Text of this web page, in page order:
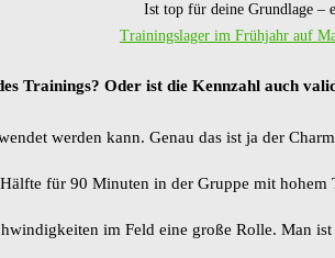
Ist top für deine Grundlage –
Trainingslager im Frühjahr auf
Trainings? Oder ist die Kennzahl auch
werden kann. Genau das ist ja der
für 90 Minuten in der Gruppe mit hohem
im Feld eine große Rolle. Man